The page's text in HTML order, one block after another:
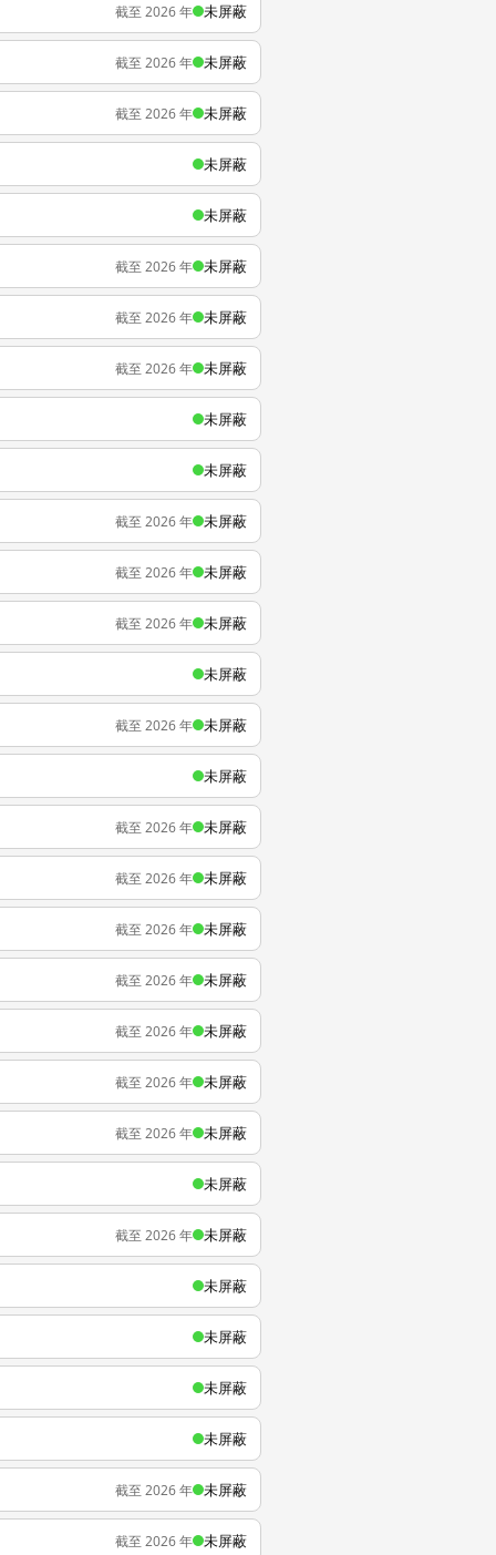
截至 2026 年 未屏蔽
截至 2026 年 未屏蔽
截至 2026 年 未屏蔽
未屏蔽
未屏蔽
截至 2026 年 未屏蔽
截至 2026 年 未屏蔽
截至 2026 年 未屏蔽
未屏蔽
未屏蔽
截至 2026 年 未屏蔽
截至 2026 年 未屏蔽
截至 2026 年 未屏蔽
未屏蔽
截至 2026 年 未屏蔽
未屏蔽
截至 2026 年 未屏蔽
截至 2026 年 未屏蔽
截至 2026 年 未屏蔽
截至 2026 年 未屏蔽
截至 2026 年 未屏蔽
截至 2026 年 未屏蔽
截至 2026 年 未屏蔽
未屏蔽
截至 2026 年 未屏蔽
未屏蔽
未屏蔽
未屏蔽
未屏蔽
截至 2026 年 未屏蔽
截至 2026 年 未屏蔽